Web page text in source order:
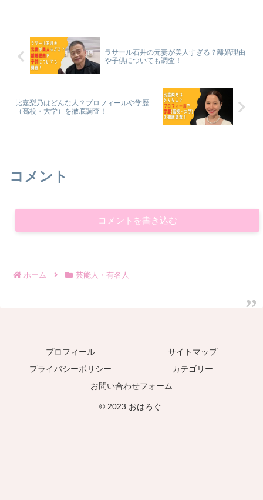
ラサール石井の元妻が美人すぎる？離婚理由
や子供についても調査！
比嘉梨乃はどんな人？プロフィールや学歴
（高校・大学）を徹底調査！
コメント
コメントを書き込む
ホーム 芸能人・有名人
プロフィール
サイトマップ
プライバシーポリシー
カテゴリー
お問い合わせフォーム
© 2023 おはろぐ.